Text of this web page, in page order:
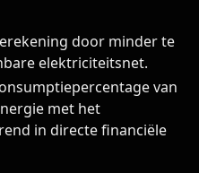
door minder te
elektriciteitsnet.
van
met het
in directe financiële